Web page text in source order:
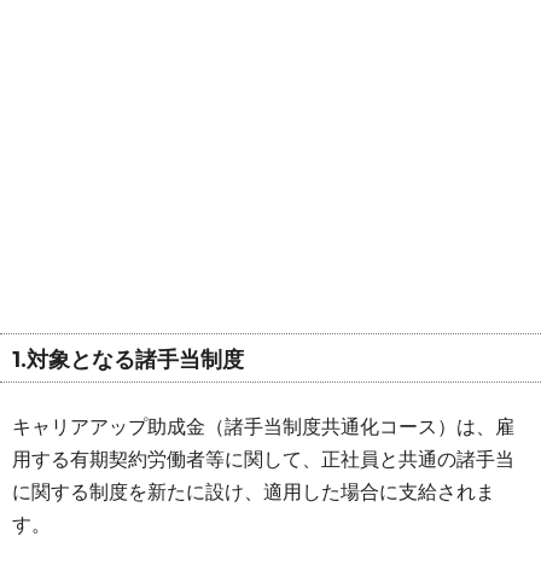
1.対象となる諸手当制度
キャリアアップ助成金（諸手当制度共通化コース）は、雇
用する有期契約労働者等に関して、正社員と共通の諸手当
に関する制度を新たに設け、適用した場合に支給されま
す。